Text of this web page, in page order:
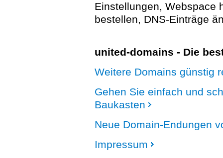
Einstellungen, Webspace
bestellen, DNS-Einträge
united-domains - Die
Weitere Domains günstig
Gehen Sie einfach und
Baukasten
Neue Domain-Endungen
Impressum